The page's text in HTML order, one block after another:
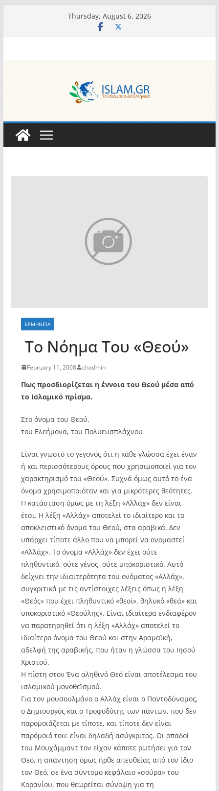
Thursday, August 6, 2026
ΕΡΜΗΝΕΊΑ
Το Νόημα Του «Θεού»
February 11, 2008 chadmin
Πως προσδιορίζεται η έννοια του Θεού μέσα από
το Ισλαμικό πρίσμα.
Στο όνομα του Θεού,
του Ελεήμονα, του Πολυευσπλάχνου
Είναι γνωστό το γεγονός ότι η κάθε γλώσσα έχει έναν
ή και περισσότερους όρους που χρησιμοποιεί για τον
χαρακτηρισμό του «Θεού». Συχνά όμως αυτό το ένα
όνομα χρησιμοποιόταν και για μικρότερες θεότητες.
Η κατάσταση όμως με τη λέξη «Αλλάχ» δεν είναι
έτσι. Η λέξη «Αλλάχ» αποτελεί το ιδιαίτερο και το
αποκλειστικό όνομα του Θεού, στα αραβικά. Δεν
υπάρχει τίποτε άλλο που να μπορεί να ονομαστεί
«Αλλάχ». Το όνομα «Αλλάχ» δεν έχει ούτε
πληθυντικό, ούτε γένος, ούτε υποκοριστικό. Αυτό
δείχνει την ιδιαιτερότητα του ονόματος «Αλλάχ»,
συγκριτικά με τις αντίστοιχες λέξεις όπως η λέξη
«Θεός» που έχει πληθυντικό «θεοί», θηλυκό «θεά» και
υποκοριστικό «Θεούλης». Είναι ιδιαίτερα ενδιαφέρον
να παρατηρηθεί ότι η λέξη «Αλλάχ» αποτελεί το
ιδιαίτερο όνομα του Θεού και στην Αραμαϊκή,
αδελφή της αραβικής, που ήταν η γλώσσα του Ιησού
Χριστού.
Η πίστη στον Ένα αληθινό Θεό είναι αποτέλεσμα του
ισλαμικού μονοθεϊσμού.
Για τον μουσουλμάνο ο Αλλάχ είναι ο Παντοδύναμος,
ο Δημιουργός και ο Τροφοδότης των πάντων, που δεν
παρομοιάζεται με τίποτε, και τίποτε δεν είναι
παρόμοιό του: είναι δηλαδή ασύγκριτος. Οι οπαδοί
του Μουχάμμαντ τον είχαν κάποτε ρωτήσει για τον
Θεό, η απάντηση όμως ήρθε απευθείας από τον ίδιο
τον Θεό, σε ένα σύντομο κεφάλαιο «σούρα» του
Κορανίου, που θεωρείται σύνοψη για τη